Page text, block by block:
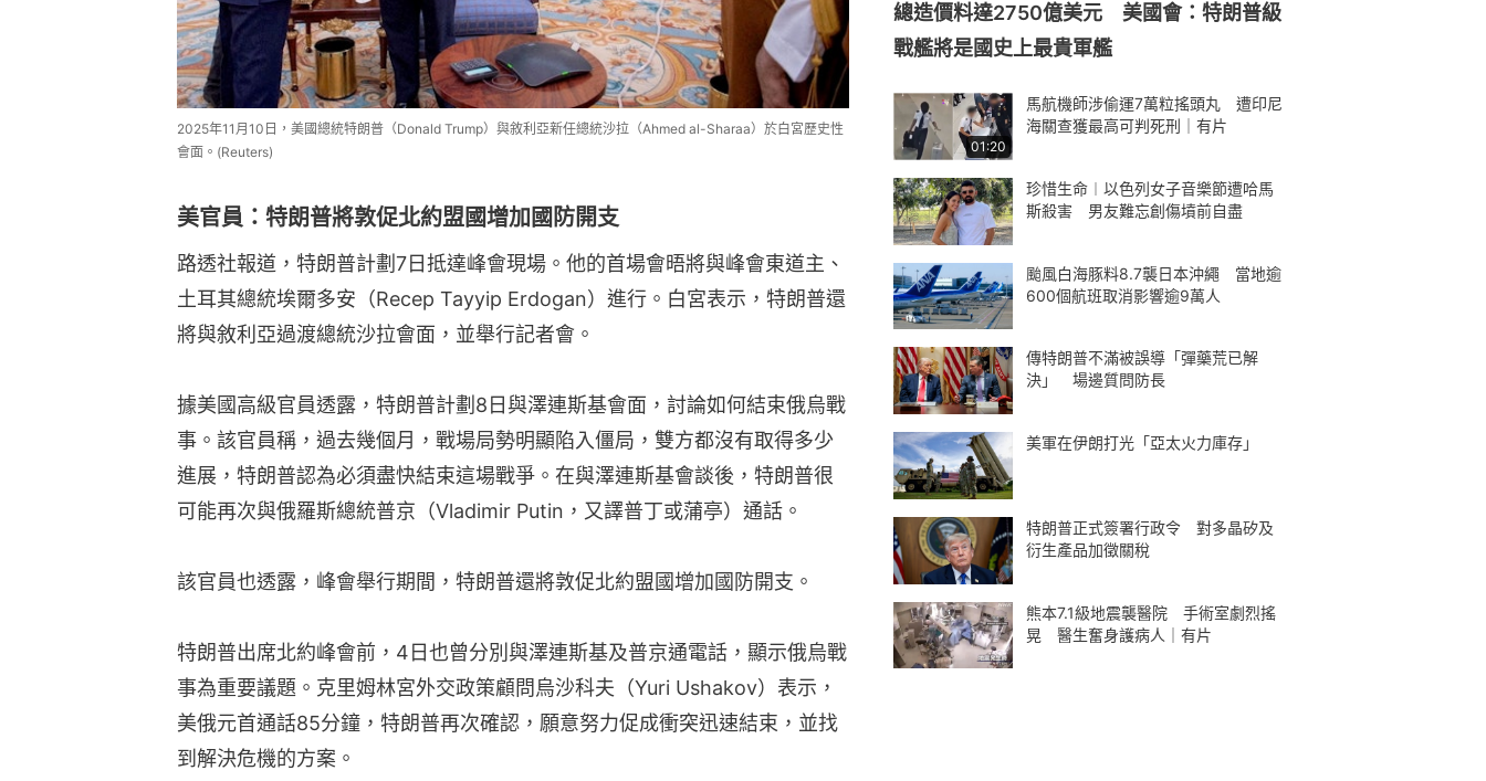
2025年11月10日，美國總統特朗普（Donald Trump）與敘利亞新任總統沙拉（Ahmed al-Sharaa）於白宮歷史性
會面。(Reuters)
美官員：特朗普將敦促北約盟國增加國防開支
路透社報道，特朗普計劃7日抵達峰會現場。他的首場會晤將與峰會東道主、
土耳其總統埃爾多安（Recep Tayyip Erdogan）進行。白宮表示，特朗普還
將與敘利亞過渡總統沙拉會面，並舉行記者會。
據美國高級官員透露，特朗普計劃8日與澤連斯基會面，討論如何結束俄烏戰
事。該官員稱，過去幾個月，戰場局勢明顯陷入僵局，雙方都沒有取得多少
進展，特朗普認為必須盡快結束這場戰爭。在與澤連斯基會談後，特朗普很
可能再次與俄羅斯總統普京（Vladimir Putin，又譯普丁或蒲亭）通話。
該官員也透露，峰會舉行期間，特朗普還將敦促北約盟國增加國防開支。
特朗普出席北約峰會前，4日也曾分別與澤連斯基及普京通電話，顯示俄烏戰
事為重要議題。克里姆林宮外交政策顧問烏沙科夫（Yuri Ushakov）表示，
美俄元首通話85分鐘，特朗普再次確認，願意努力促成衝突迅速結束，並找
到解決危機的方案。
總造價料達2750億美元 美國會：特朗普級
戰艦將是國史上最貴軍艦
01:20
馬航機師涉偷運7萬粒搖頭丸 遭印尼
海關查獲最高可判死刑｜有片
珍惜生命︱以色列女子音樂節遭哈馬
斯殺害 男友難忘創傷墳前自盡
颱風白海豚料8.7襲日本沖繩 當地逾
600個航班取消影響逾9萬人
傳特朗普不滿被誤導「彈藥荒已解
決」 場邊質問防長
美軍在伊朗打光「亞太火力庫存」
特朗普正式簽署行政令 對多晶矽及
衍生產品加徵關稅
熊本7.1級地震襲醫院 手術室劇烈搖
晃 醫生奮身護病人｜有片